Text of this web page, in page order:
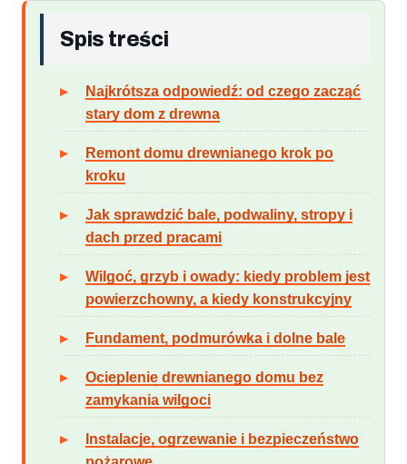
Spis treści
Najkrótsza odpowiedź: od czego zacząć
stary dom z drewna
Remont domu drewnianego krok po
kroku
Jak sprawdzić bale, podwaliny, stropy i
dach przed pracami
Wilgoć, grzyb i owady: kiedy problem jest
powierzchowny, a kiedy konstrukcyjny
Fundament, podmurówka i dolne bale
Ocieplenie drewnianego domu bez
zamykania wilgoci
Instalacje, ogrzewanie i bezpieczeństwo